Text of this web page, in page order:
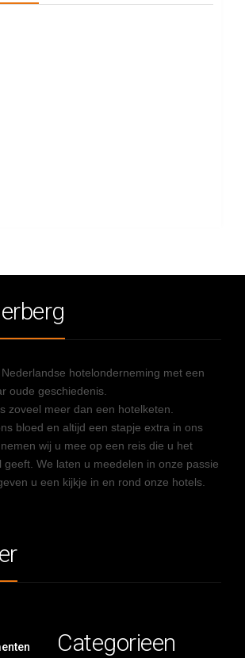
hotelonderneming met een
oude geschiedenis.
zoveel meer dan een hotelketen.
bloed en altijd een stapje extra in ons
wij u mee op een reis die u het
geeft. We laten u meedelen in onze passie
u een kijkje in en rond onze hotels.
Categorieen